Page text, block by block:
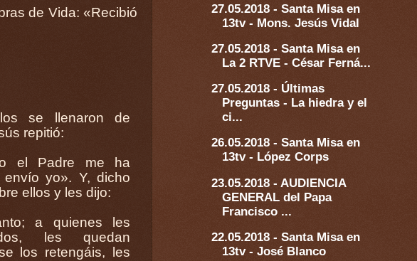
de Vida: «Recibió
se llenaron de
repitió:
el Padre me ha
yo». Y, dicho
ellos y les dijo:
a quienes les
les quedan
los retengáis, les
27.05.2018 - Santa Misa en
13tv - Mons. Jesús Vidal
27.05.2018 - Santa Misa en
La 2 RTVE - César Ferná...
27.05.2018 - Últimas
Preguntas - La hiedra y el
ci...
26.05.2018 - Santa Misa en
13tv - López Corps
23.05.2018 - AUDIENCIA
GENERAL del Papa
Francisco ...
22.05.2018 - Santa Misa en
13tv - José Blanco